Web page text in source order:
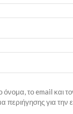
το email και
περιήγησης για